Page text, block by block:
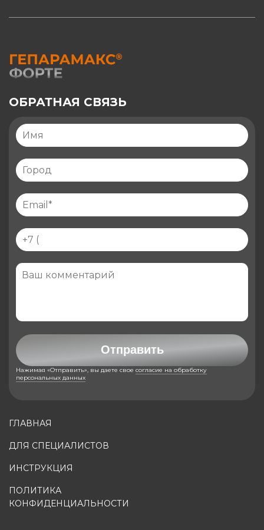
ГЛАВНАЯ
ДЛЯ СПЕЦИАЛИСТОВ
ИНСТРУКЦИЯ
ПОЛИТИКА
КОНФИДЕНЦИАЛЬНОСТИ
ОБРАТНАЯ СВЯЗЬ
Отправить
Нажимая «Отправить», вы даете свое согласие на обработку
персональных данных